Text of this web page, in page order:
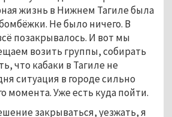
жизнь в Нижнем Тагиле была
Не было ничего. В
позакрывалось. И вот мы
возить группы, собирать
что кабаки в Тагиле не
ситуация в городе сильно
момента. Уже есть куда пойти.
закрываться, уезжать, я